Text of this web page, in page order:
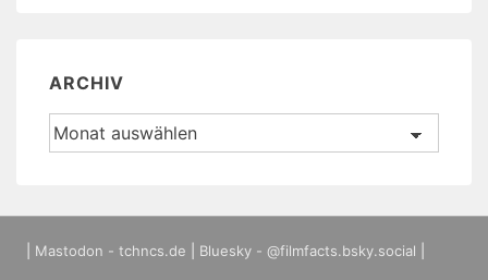
ARCHIV
Archiv
Mastodon - tchncs.de Bluesky - @filmfacts.bsky.social